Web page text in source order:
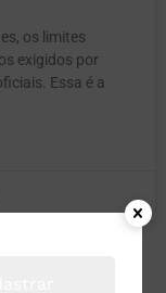
os limites
exigidos por
Essa é a